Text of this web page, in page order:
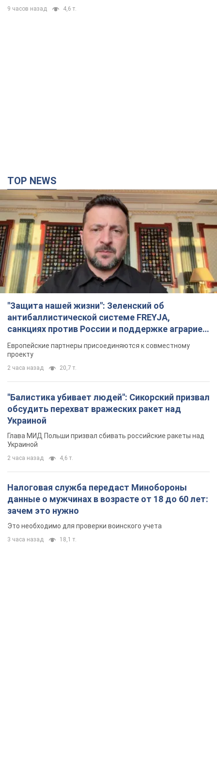
9 часов назад 4,6 т.
TOP NEWS
"Защита нашей жизни": Зеленский об
антибаллистической системе FREYJA,
санкциях против России и поддержке аграриев.
Видео
Европейские партнеры присоединяются к совместному
проекту
2 часа назад 20,7 т.
"Балистика убивает людей": Сикорский призвал
обсудить перехват вражеских ракет над
Украиной
Глава МИД Польши призвал сбивать российские ракеты над
Украиной
2 часа назад 4,6 т.
Налоговая служба передаст Минобороны
данные о мужчинах в возрасте от 18 до 60 лет:
зачем это нужно
Это необходимо для проверки воинского учета
3 часа назад 18,1 т.